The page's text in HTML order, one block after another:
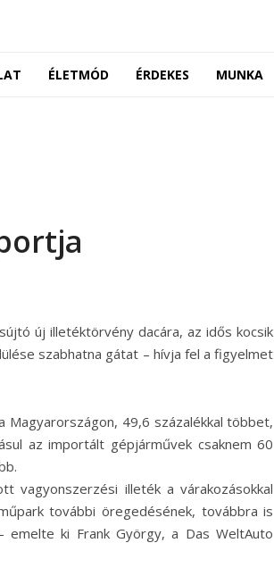
ÉLETMÓD ÉRDEKES MUNKA
új illetéktörvény dacára, az idős kocsik
szabhatna gátat – hívja fel a figyelmet
49,6 százalékkal többet,
az importált gépjárművek csaknem 60
vagyonszerzési illeték a várakozásokkal
további öregedésének, továbbra is
ki Frank György, a Das WeltAuto